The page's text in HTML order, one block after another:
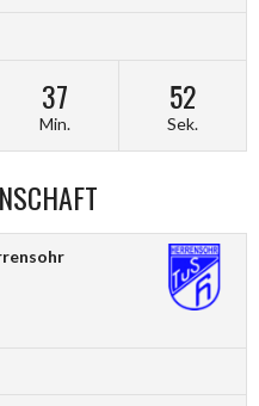
37
Min.
52
Sek.